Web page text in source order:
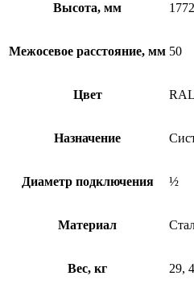
Высота, мм 1772
Межосевое расстояние, мм 50
Цвет
Назначение
Диаметр подключения ½
Материал
Вес, кг 29, 4